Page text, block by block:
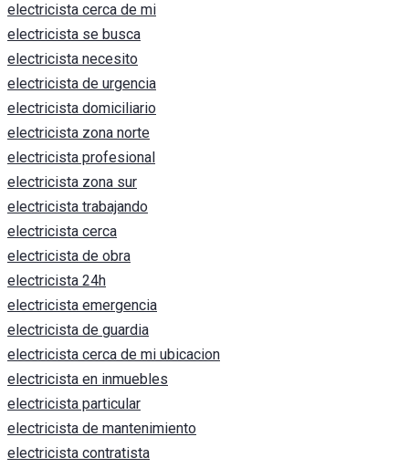
electricista cerca de mi
electricista se busca
electricista necesito
electricista de urgencia
electricista domiciliario
electricista zona norte
electricista profesional
electricista zona sur
electricista trabajando
electricista cerca
electricista de obra
electricista 24h
electricista emergencia
electricista de guardia
electricista cerca de mi ubicacion
electricista en inmuebles
electricista particular
electricista de mantenimiento
electricista contratista